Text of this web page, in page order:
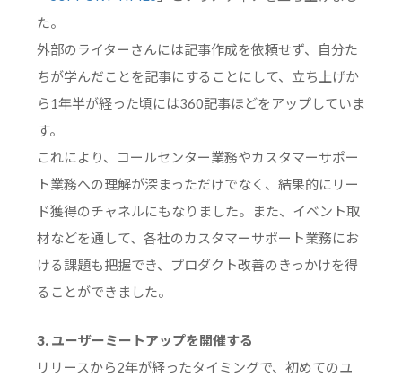
た。
外部のライターさんには記事作成を依頼せず、自分た
ちが学んだことを記事にすることにして、立ち上げか
ら1年半が経った頃には360記事ほどをアップしていま
す。
これにより、コールセンター業務やカスタマーサポー
ト業務への理解が深まっただけでなく、結果的にリー
ド獲得のチャネルにもなりました。また、イベント取
材などを通して、各社のカスタマーサポート業務にお
ける課題も把握でき、プロダクト改善のきっかけを得
ることができました。
3. ユーザーミートアップを開催する
リリースから2年が経ったタイミングで、初めてのユ